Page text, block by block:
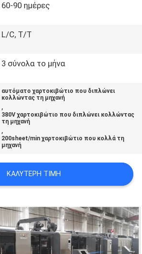
60-90 ημέρες
L/C, T/T
3 σύνολα το μήνα
αυτόματο χαρτοκιβώτιο που διπλώνει
κολλώντας τη μηχανή
,
380V χαρτοκιβώτιο που διπλώνει κολλώντας
τη μηχανή
,
200sheet/min χαρτοκιβώτιο που κολλά τη
μηχανή
ΚΑΛΎΤΕΡΗ ΤΙΜΉ